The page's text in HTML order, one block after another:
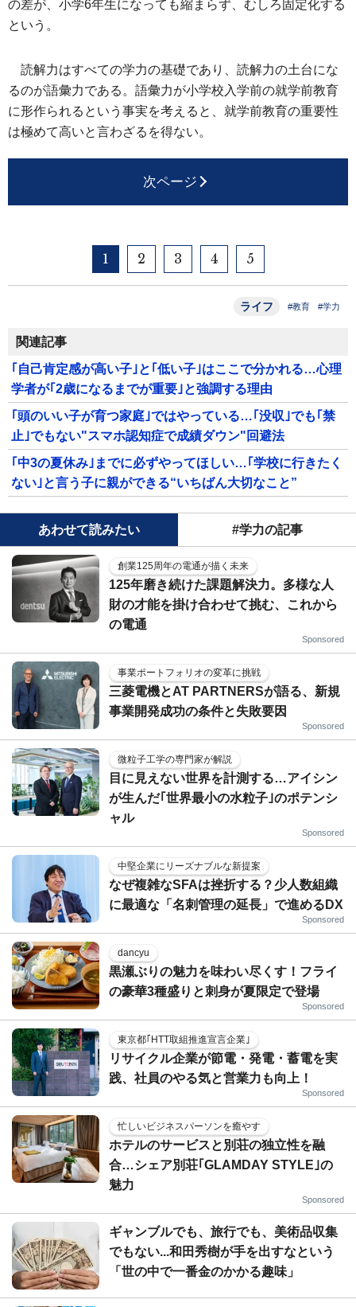
の差が、小学6年生になっても縮まらず、むしろ固定化する
という。
読解力はすべての学力の基礎であり、読解力の土台にな
るのが語彙力である。語彙力が小学校入学前の就学前教育
に形作られるという事実を考えると、就学前教育の重要性
は極めて高いと言わざるを得ない。
次ページ
1 2 3 4 5
ライフ #教育 #学力
関連記事
｢自己肯定感が高い子｣と｢低い子｣はここで分かれる…心理
学者が｢2歳になるまでが重要｣と強調する理由
｢頭のいい子が育つ家庭｣ではやっている…｢没収｣でも｢禁
止｣でもない"スマホ認知症で成績ダウン"回避法
｢中3の夏休み｣までに必ずやってほしい…｢学校に行きたく
ない｣と言う子に親ができる“いちばん大切なこと”
あわせて読みたい #学力の記事
創業125周年の電通が描く未来
125年磨き続けた課題解決力。多様な人
財の才能を掛け合わせて挑む、これから
の電通
Sponsored
事業ポートフォリオの変革に挑戦
三菱電機とAT PARTNERSが語る、新規
事業開発成功の条件と失敗要因
Sponsored
微粒子工学の専門家が解説
目に見えない世界を計測する…アイシン
が生んだ｢世界最小の水粒子｣のポテンシ
ャル
Sponsored
中堅企業にリーズナブルな新提案
なぜ複雑なSFAは挫折する？少人数組織
に最適な「名刺管理の延長」で進めるDX
Sponsored
dancyu
黒瀬ぶりの魅力を味わい尽くす！フライ
の豪華3種盛りと刺身が夏限定で登場
Sponsored
東京都｢HTT取組推進宣言企業｣
リサイクル企業が節電・発電・蓄電を実
践、社員のやる気と営業力も向上！
Sponsored
忙しいビジネスパーソンを癒やす
ホテルのサービスと別荘の独立性を融
合…シェア別荘｢GLAMDAY STYLE｣の
魅力
Sponsored
ギャンブルでも、旅行でも、美術品収集
でもない...和田秀樹が手を出すなという
「世の中で一番金のかかる趣味」